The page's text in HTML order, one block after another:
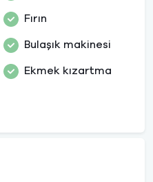
Fırın
Bulaşık makinesi
Ekmek kızartma